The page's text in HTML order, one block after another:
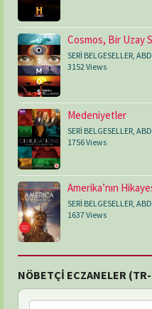
Cosmos, Bir Uzay
SERİ BELGESELLER ABD
3152 Views
Medeniyetler
SERİ BELGESELLER ABD
1756 Views
Amerika’nın
SERİ BELGESELLER ABD
1637 Views
NÖBETÇİ ECZANELER